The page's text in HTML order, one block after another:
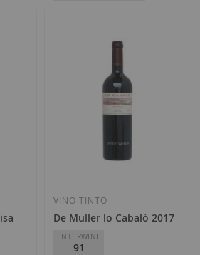
la Lista de Deseos
VINO TINTO
De Muller lo Cabaló 2017
ENTERWINE
91